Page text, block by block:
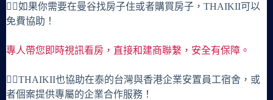
🙋‍♀️如果你需要在曼谷找房子住或者購買房子，THAIKII可以
免費協助！
專人帶您即時視訊看房，直接和建商聯繫，安全有保障。
🙋‍♀️THAIKII也協助在泰的台灣與香港企業安置員工宿舍，或
者個案提供專屬的企業合作服務！